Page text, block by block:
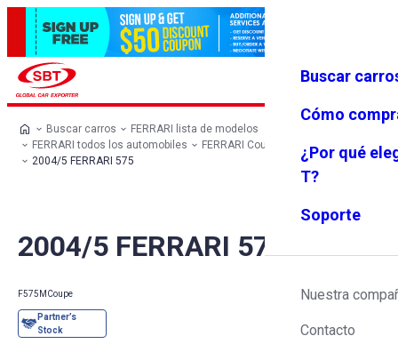
Favoritos Menú
Buscar
Cómo
¿Por qué
T?
Soporte
Nuestra
Contacto
Buscar carros
FERRARI lista de modelos
FERRARI todos los automobiles
FERRARI Coupe
FERRARI 575
2004/5 FERRARI 575
2004/5 FERRARI 575
F575M Coupe